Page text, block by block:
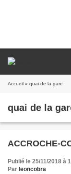
Accueil » quai de la gare
quai de la
ACCROCHE-
Publié le 25/11/2018 à
Par leoncobra